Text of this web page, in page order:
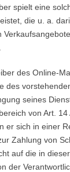
spielt eine
die u. a.
des Online-
des
seines
von Art.
er sich in einer
Zahlung von
auf die in
der